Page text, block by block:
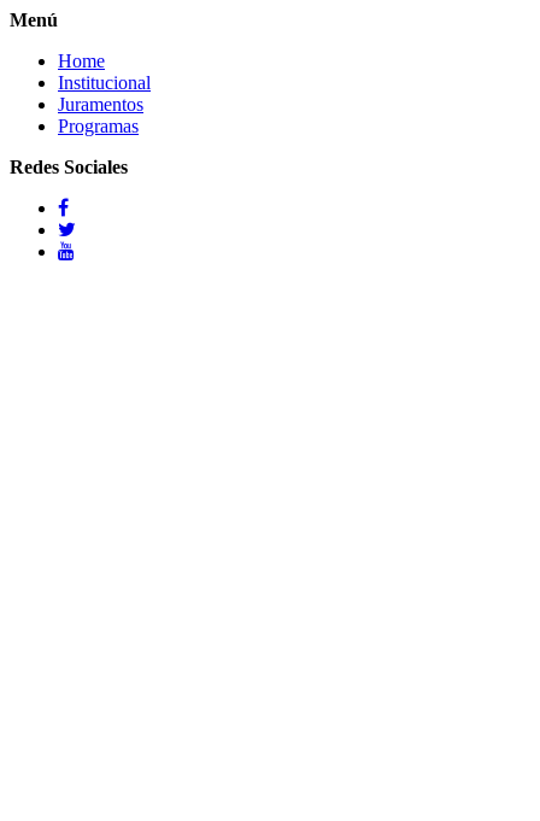
Menú
Home
Institucional
Juramentos
Programas
Redes Sociales